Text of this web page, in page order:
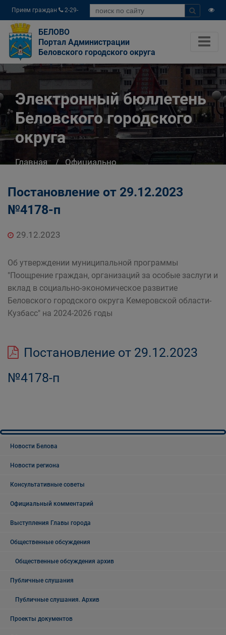
Прием граждан
2-29-
04
БЕЛОВО
Портал Администрации
Беловского городского округа
Электронный бюллетень
Беловского городского
округа
Главная
Официально
Постановление от 29.12.2023
№4178-п
29.12.2023
Об утверждении муниципальной программы
"Поощрение граждан, организаций за особые заслуги и
вклад в социально-экономическое развитие
Беловского городского округа Кемеровской области-
Кузбасс" на 2024-2026 годы
Постановление от 29.12.2023
№4178-п
Новости Белова
Новости региона
Консультативные советы
Официальный комментарий
Выступления Главы города
Общественные обсуждения
Общественные обсуждения архив
Публичные слушания
Публичные слушания. Архив
Проекты документов